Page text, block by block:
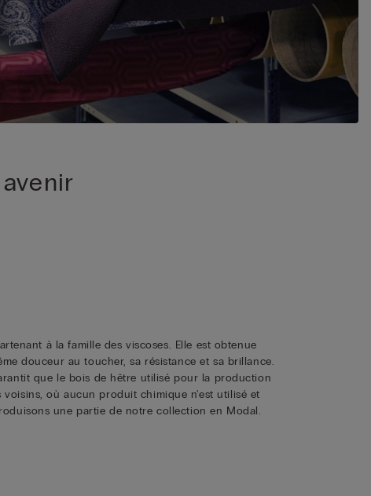
à la famille des viscoses. Elle est obtenue
douceur au toucher, sa résistance et sa brillance.
que le bois de hêtre utilisé pour la production
où aucun produit chimique n'est utilisé et
une partie de notre collection en Modal.